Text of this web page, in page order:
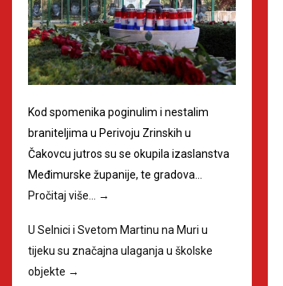
Kod spomenika poginulim i nestalim
braniteljima u Perivoju Zrinskih u
Čakovcu jutros su se okupila izaslanstva
Međimurske županije, te gradova…
Pročitaj više…
→
U Selnici i Svetom Martinu na Muri u
tijeku su značajna ulaganja u školske
objekte →